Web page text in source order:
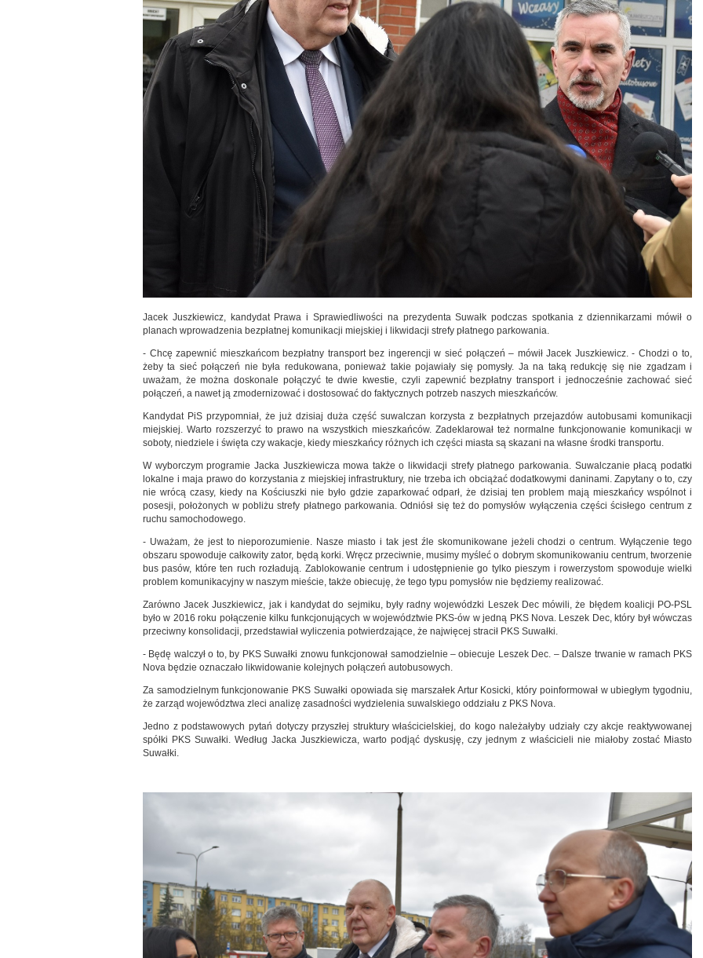
Jacek Juszkiewicz, kandydat Prawa i Sprawiedliwości na prezydenta Suwałk podczas spotkania z dziennikarzami mówił o
planach wprowadzenia bezpłatnej komunikacji miejskiej i likwidacji strefy płatnego parkowania.
- Chcę zapewnić mieszkańcom bezpłatny transport bez ingerencji w sieć połączeń – mówił Jacek Juszkiewicz. - Chodzi o to,
żeby ta sieć połączeń nie była redukowana, ponieważ takie pojawiały się pomysły. Ja na taką redukcję się nie zgadzam i
uważam, że można doskonale połączyć te dwie kwestie, czyli zapewnić bezpłatny transport i jednocześnie zachować sieć
połączeń, a nawet ją zmodernizować i dostosować do faktycznych potrzeb naszych mieszkańców.
Kandydat PiS przypomniał, że już dzisiaj duża część suwalczan korzysta z bezpłatnych przejazdów autobusami komunikacji
miejskiej. Warto rozszerzyć to prawo na wszystkich mieszkańców. Zadeklarował też normalne funkcjonowanie komunikacji w
soboty, niedziele i święta czy wakacje, kiedy mieszkańcy różnych ich części miasta są skazani na własne środki transportu.
W wyborczym programie Jacka Juszkiewicza mowa także o likwidacji strefy płatnego parkowania. Suwalczanie płacą podatki
lokalne i maja prawo do korzystania z miejskiej infrastruktury, nie trzeba ich obciążać dodatkowymi daninami. Zapytany o to, czy
nie wrócą czasy, kiedy na Kościuszki nie było gdzie zaparkować odparł, że dzisiaj ten problem mają mieszkańcy wspólnot i
posesji, położonych w pobliżu strefy płatnego parkowania. Odniósł się też do pomysłów wyłączenia części ścisłego centrum z
ruchu samochodowego.
- Uważam, że jest to nieporozumienie. Nasze miasto i tak jest źle skomunikowane jeżeli chodzi o centrum. Wyłączenie tego
obszaru spowoduje całkowity zator, będą korki. Wręcz przeciwnie, musimy myśleć o dobrym skomunikowaniu centrum, tworzenie
bus pasów, które ten ruch rozładują. Zablokowanie centrum i udostępnienie go tylko pieszym i rowerzystom spowoduje wielki
problem komunikacyjny w naszym mieście, także obiecuję, że tego typu pomysłów nie będziemy realizować.
Zarówno Jacek Juszkiewicz, jak i kandydat do sejmiku, były radny wojewódzki Leszek Dec mówili, że błędem koalicji PO-PSL
było w 2016 roku połączenie kilku funkcjonujących w województwie PKS-ów w jedną PKS Nova. Leszek Dec, który był wówczas
przeciwny konsolidacji, przedstawiał wyliczenia potwierdzające, że najwięcej stracił PKS Suwałki.
- Będę walczył o to, by PKS Suwałki znowu funkcjonował samodzielnie – obiecuje Leszek Dec. – Dalsze trwanie w ramach PKS
Nova będzie oznaczało likwidowanie kolejnych połączeń autobusowych.
Za samodzielnym funkcjonowanie PKS Suwałki opowiada się marszałek Artur Kosicki, który poinformował w ubiegłym tygodniu,
że zarząd województwa zleci analizę zasadności wydzielenia suwalskiego oddziału z PKS Nova.
Jedno z podstawowych pytań dotyczy przyszłej struktury właścicielskiej, do kogo należałyby udziały czy akcje reaktywowanej
spółki PKS Suwałki. Według Jacka Juszkiewicza, warto podjąć dyskusję, czy jednym z właścicieli nie miałoby zostać Miasto
Suwałki.